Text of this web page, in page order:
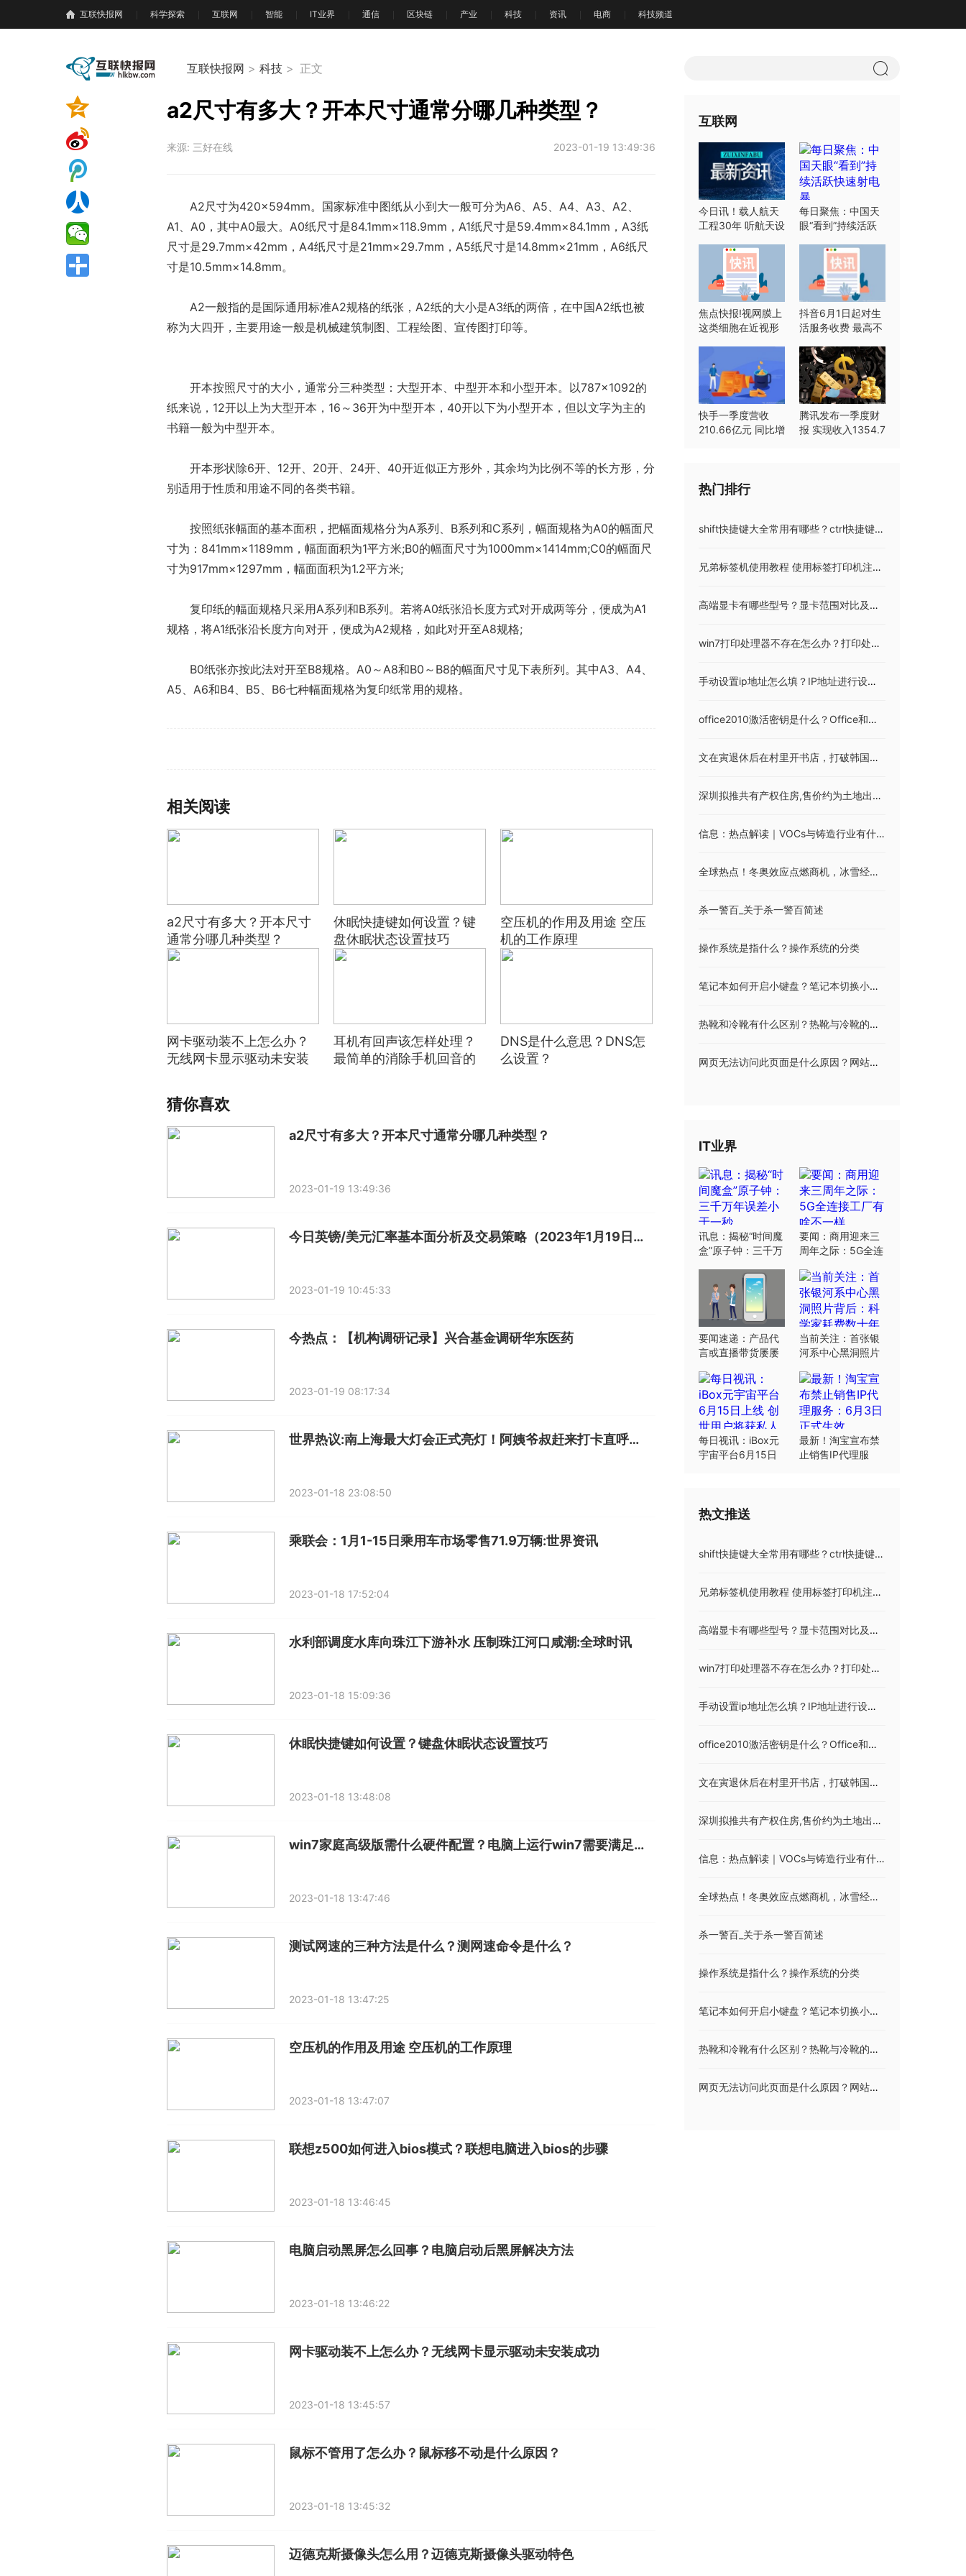
互联快报网 科学探索 互联网 智能 IT业界 通信 区块链 产业 科技 资讯 电商 科技频道
互联快报网 > 科技> 正文
a2尺寸有多大？开本尺寸通常分哪几种类型？
来源: 三好在线 2023-01-19 13:49:36
A2尺寸为420×594mm。国家标准中图纸从小到大一般可分为A6、A5、A4、A3、A2、
A1、A0，其中A0最大。A0纸尺寸是84.1mm×118.9mm，A1纸尺寸是59.4mm×84.1mm，A3纸
尺寸是29.7mm×42mm，A4纸尺寸是21mm×29.7mm，A5纸尺寸是14.8mm×21mm，A6纸尺
寸是10.5mm×14.8mm。
A2一般指的是国际通用标准A2规格的纸张，A2纸的大小是A3纸的两倍，在中国A2纸也被
称为大四开，主要用途一般是机械建筑制图、工程绘图、宣传图打印等。
开本按照尺寸的大小，通常分三种类型：大型开本、中型开本和小型开本。以787×1092的
纸来说，12开以上为大型开本，16～36开为中型开本，40开以下为小型开本，但以文字为主的
书籍一般为中型开本。
开本形状除6开、12开、20开、24开、40开近似正方形外，其余均为比例不等的长方形，分
别适用于性质和用途不同的各类书籍。
按照纸张幅面的基本面积，把幅面规格分为A系列、B系列和C系列，幅面规格为A0的幅面尺
寸为：841mm×1189mm，幅面面积为1平方米;B0的幅面尺寸为1000mm×1414mm;C0的幅面尺
寸为917mm×1297mm，幅面面积为1.2平方米;
复印纸的幅面规格只采用A系列和B系列。若将A0纸张沿长度方式对开成两等分，便成为A1
规格，将A1纸张沿长度方向对开，便成为A2规格，如此对开至A8规格;
B0纸张亦按此法对开至B8规格。A0～A8和B0～B8的幅面尺寸见下表所列。其中A3、A4、
A5、A6和B4、B5、B6七种幅面规格为复印纸常用的规格。
相关阅读
a2尺寸有多大？开本尺寸
通常分哪几种类型？
休眠快捷键如何设置？键
盘休眠状态设置技巧
空压机的作用及用途 空压
机的工作原理
网卡驱动装不上怎么办？
无线网卡显示驱动未安装
耳机有回声该怎样处理？
最简单的消除手机回音的
DNS是什么意思？DNS怎
么设置？
猜你喜欢
a2尺寸有多大？开本尺寸通常分哪几种类型？
2023-01-19 13:49:36
今日英镑/美元汇率基本面分析及交易策略（2023年1月19日） 世界热点
2023-01-19 10:45:33
今热点：【机构调研记录】兴合基金调研华东医药
2023-01-19 08:17:34
世界热议:南上海最大灯会正式亮灯！阿姨爷叔赶来打卡直呼年味浓！
2023-01-18 23:08:50
乘联会：1月1-15日乘用车市场零售71.9万辆:世界资讯
2023-01-18 17:52:04
水利部调度水库向珠江下游补水 压制珠江河口咸潮:全球时讯
2023-01-18 15:09:36
休眠快捷键如何设置？键盘休眠状态设置技巧
2023-01-18 13:48:08
win7家庭高级版需什么硬件配置？电脑上运行win7需要满足的7点配置
2023-01-18 13:47:46
测试网速的三种方法是什么？测网速命令是什么？
2023-01-18 13:47:25
空压机的作用及用途 空压机的工作原理
2023-01-18 13:47:07
联想z500如何进入bios模式？联想电脑进入bios的步骤
2023-01-18 13:46:45
电脑启动黑屏怎么回事？电脑启动后黑屏解决方法
2023-01-18 13:46:22
网卡驱动装不上怎么办？无线网卡显示驱动未安装成功
2023-01-18 13:45:57
鼠标不管用了怎么办？鼠标移不动是什么原因？
2023-01-18 13:45:32
迈德克斯摄像头怎么用？迈德克斯摄像头驱动特色
互联网
今日讯！载人航天
工程30年 听航天设
每日聚焦：中国天
眼“看到”持续活跃
焦点快报!视网膜上
这类细胞在近视形
抖音6月1日起对生
活服务收费 最高不
快手一季度营收
210.66亿元 同比增
腾讯发布一季度财
报 实现收入1354.7
热门排行
shift快捷键大全常用有哪些？ctrl快捷键大全
兄弟标签机使用教程 使用标签打印机注意事项
高端显卡有哪些型号？显卡范围对比及显卡评测
win7打印处理器不存在怎么办？打印处理器不存在怎么解决win7？
手动设置ip地址怎么填？IP地址进行设置步骤
office2010激活密钥是什么？Office和Windows各版本激活码免费分享
文在寅退休后在村里开书店，打破韩国前总统先例
深圳拟推共有产权住房,售价约为土地出让时市场价的5折_全球今日讯
信息：热点解读｜VOCs与铸造行业有什么关系？
全球热点！冬奥效应点燃商机，冰雪经济持续升温
杀一警百_关于杀一警百简述
操作系统是指什么？操作系统的分类
笔记本如何开启小键盘？笔记本切换小键盘是哪个键？
热靴和冷靴有什么区别？热靴与冷靴的区别介绍
网页无法访问此页面是什么原因？网站打不开的解决方案
IT业界
讯息：揭秘“时间魔
盒”原子钟：三千万
要闻：商用迎来三
周年之际：5G全连
要闻速递：产品代
言或直播带货屡屡
弦明星要绷紧
当前关注：首张银
河系中心黑洞照片
数十年研究
每日视讯：iBox元
宇宙平台6月15日
最新！淘宝宣布禁
止销售IP代理服
热文推送
shift快捷键大全常用有哪些？ctrl快捷键大全
兄弟标签机使用教程 使用标签打印机注意事项
高端显卡有哪些型号？显卡范围对比及显卡评测
win7打印处理器不存在怎么办？打印处理器不存在怎么解决win7？
手动设置ip地址怎么填？IP地址进行设置步骤
office2010激活密钥是什么？Office和Windows各版本激活码免费分享
文在寅退休后在村里开书店，打破韩国前总统先例
深圳拟推共有产权住房,售价约为土地出让时市场价的5折_全球今日讯
信息：热点解读｜VOCs与铸造行业有什么关系？
全球热点！冬奥效应点燃商机，冰雪经济持续升温
杀一警百_关于杀一警百简述
操作系统是指什么？操作系统的分类
笔记本如何开启小键盘？笔记本切换小键盘是哪个键？
热靴和冷靴有什么区别？热靴与冷靴的区别介绍
网页无法访问此页面是什么原因？网站打不开的解决方案